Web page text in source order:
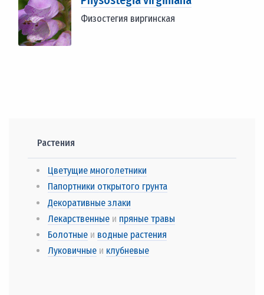
Физостегия виргинская
Растения
Цветущие многолетники
Папортники открытого грунта
Декоративные злаки
Лекарственныеи пряные травы
Болотныеи водные растения
Луковичныеи клубневые